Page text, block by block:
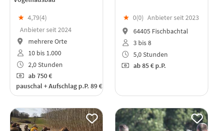
★ 4,79(4)
Anbieter seit 2024
mehrere Orte
10 bis 1.000
2,0 Stunden
ab750 €
pauschal + Aufschlag p.P. 89 €
★ 0(0) Anbieter seit 2023
64405 Fischbachtal
3 bis 8
5,0 Stunden
ab85 € p.P.